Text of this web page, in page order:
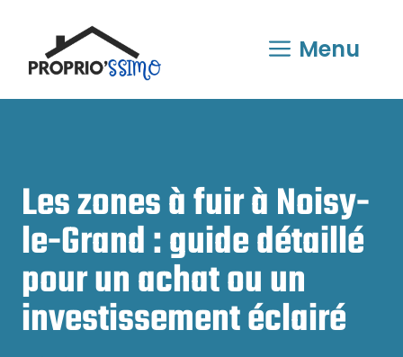
contenu
Menu
Les zones à fuir à Noisy-
le-Grand : guide détaillé
pour un achat ou un
investissement éclairé